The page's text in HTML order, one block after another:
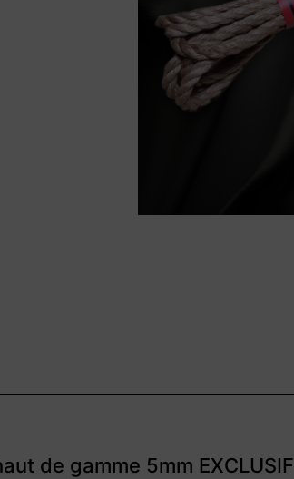
de gamme 5mm EXCLUSIF